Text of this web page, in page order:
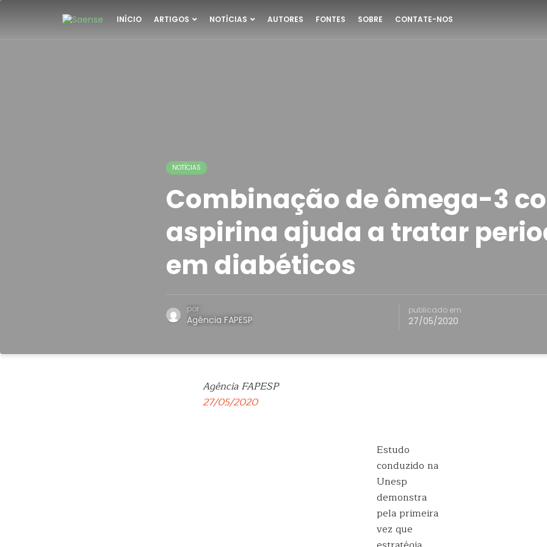
INÍCIO ARTIGOS NOTÍCIAS AUTORES FONTES SOBRE CONTATE-NOS
NOTÍCIAS
Combinação de ômega-3
aspirina ajuda a tratar
em diabéticos
por
Agência FAPESP
publicado em
27/05/2020
Agência FAPESP
27/05/2020
Estudo
conduzido na
Unesp
demonstra
pela primeira
vez que